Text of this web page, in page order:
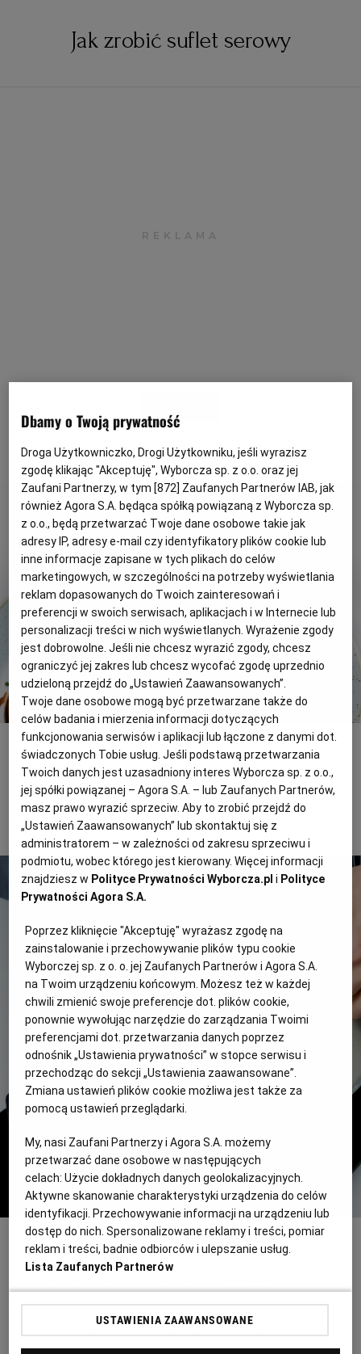
Jak zrobić suflet serowy
fot. Magda Ghia
1 z 6
Suflet serowy posypany posiekanym szczypiorkiem
fot. Magda Ghia
2 z 6
Krok 1: Oddzielamy 4 białka od żółtek. Na rozgrzanej
patelni robimy zasmażkę z 50 g mąki i 60 g masła.
Mieszając, wlewamy 500 ml mleka. Gdy konsystencja
masy będzie kremowa, zdejmujemy z ognia.
Dbamy o Twoją prywatność
Droga Użytkowniczko, Drogi Użytkowniku, jeśli wyrazisz
zgodę klikając "Akceptuję", Wyborcza sp. z o.o. oraz jej
Zaufani Partnerzy, w tym [872] Zaufanych Partnerów IAB, jak
również Agora S.A. będąca spółką powiązaną z Wyborcza sp.
z o.o., będą przetwarzać Twoje dane osobowe takie jak
adresy IP, adresy e-mail czy identyfikatory plików cookie lub
inne informacje zapisane w tych plikach do celów
marketingowych, w szczególności na potrzeby wyświetlania
reklam dopasowanych do Twoich zainteresowań i
preferencji w swoich serwisach, aplikacjach i w Internecie lub
personalizacji treści w nich wyświetlanych. Wyrażenie zgody
jest dobrowolne. Jeśli nie chcesz wyrazić zgody, chcesz
ograniczyć jej zakres lub chcesz wycofać zgodę uprzednio
udzieloną przejdź do „Ustawień Zaawansowanych”.
Twoje dane osobowe mogą być przetwarzane także do
celów badania i mierzenia informacji dotyczących
funkcjonowania serwisów i aplikacji lub łączone z danymi dot.
świadczonych Tobie usług. Jeśli podstawą przetwarzania
Twoich danych jest uzasadniony interes Wyborcza sp. z o.o.,
jej spółki powiązanej – Agora S.A. – lub Zaufanych Partnerów,
masz prawo wyrazić sprzeciw. Aby to zrobić przejdź do
„Ustawień Zaawansowanych” lub skontaktuj się z
administratorem – w zależności od zakresu sprzeciwu i
podmiotu, wobec którego jest kierowany. Więcej informacji
znajdziesz w Polityce Prywatności Wyborcza.pl i Polityce
Prywatności Agora S.A.
Poprzez kliknięcie "Akceptuję" wyrażasz zgodę na
zainstalowanie i przechowywanie plików typu cookie
Wyborczej sp. z o. o. jej Zaufanych Partnerów i Agora S.A.
na Twoim urządzeniu końcowym. Możesz też w każdej
chwili zmienić swoje preferencje dot. plików cookie,
ponownie wywołując narzędzie do zarządzania Twoimi
preferencjami dot. przetwarzania danych poprzez
odnośnik „Ustawienia prywatności” w stopce serwisu i
przechodząc do sekcji „Ustawienia zaawansowane”.
Zmiana ustawień plików cookie możliwa jest także za
pomocą ustawień przeglądarki.
My, nasi Zaufani Partnerzy i Agora S.A. możemy
przetwarzać dane osobowe w następujących
celach:Użycie dokładnych danych geolokalizacyjnych.
Aktywne skanowanie charakterystyki urządzenia do celów
identyfikacji. Przechowywanie informacji na urządzeniu lub
dostęp do nich. Spersonalizowane reklamy i treści, pomiar
reklam i treści, badnie odbiorców i ulepszanie usług.
Lista Zaufanych Partnerów
USTAWIENIA ZAAWANSOWANE